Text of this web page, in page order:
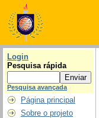
Login
Pesquisa rápida
Pesquisa avançada
Página principal
Sobre o projeto